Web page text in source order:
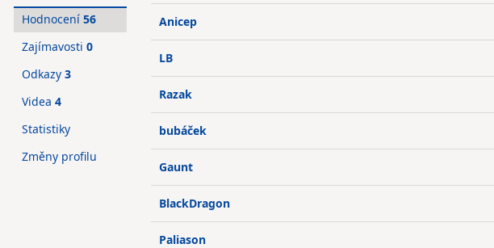
Anicep
LB
Razak
bubáček
Gaunt
BlackDragon
Paliason
Hodnocení 56
Zajímavosti 0
Odkazy 3
Videa 4
Statistiky
Změny profilu